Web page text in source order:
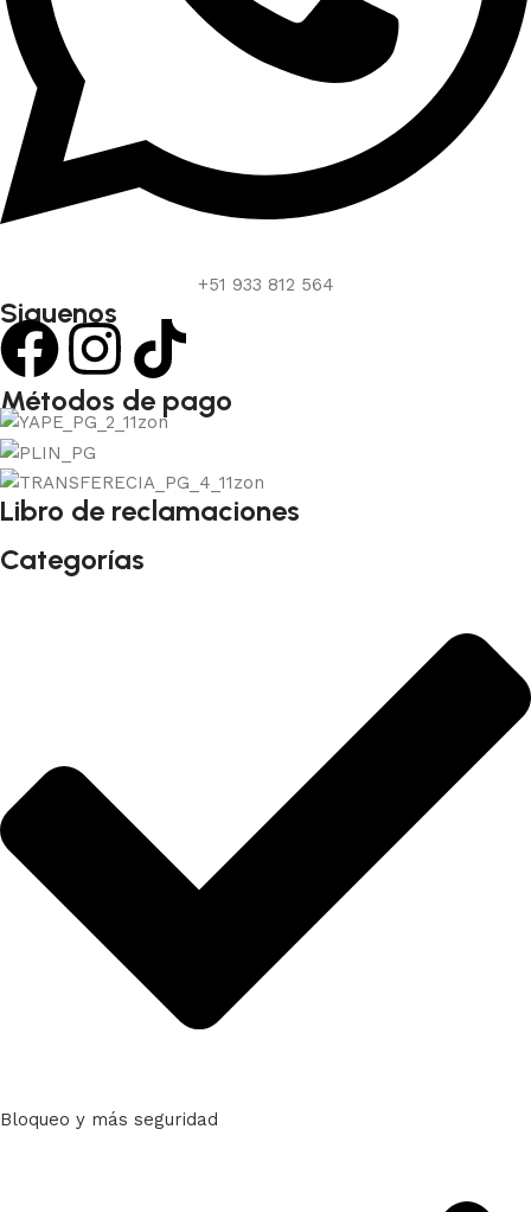
+51 933 812 564
Siguenos
Métodos de pago
Libro de reclamaciones
Categorías
Bloqueo y más seguridad